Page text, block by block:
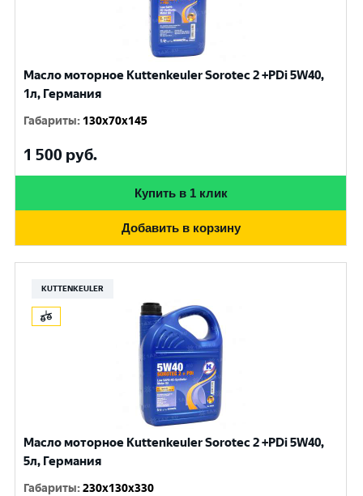
Масло моторное Kuttenkeuler Sorotec 2 +PDi 5W40,
1л, Германия
Габариты: 130x70x145
1 500 руб.
Купить в 1 клик
Добавить в корзину
KUTTENKEULER
Масло моторное Kuttenkeuler Sorotec 2 +PDi 5W40,
5л, Германия
Габариты:230x130x330